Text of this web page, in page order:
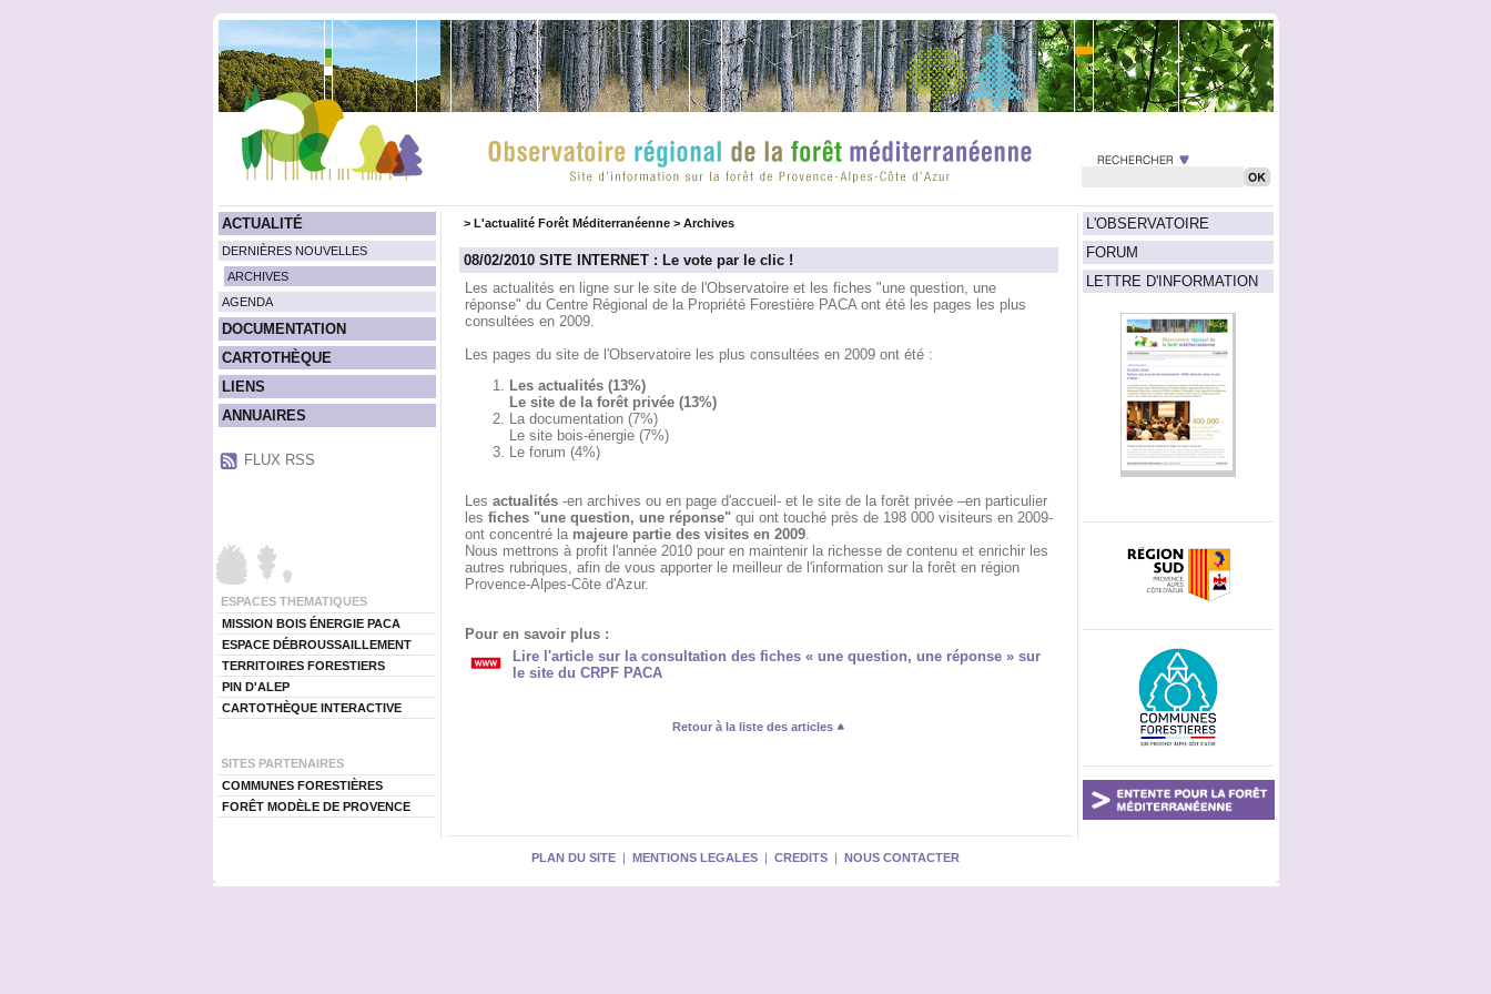
ACTUALITÉ
DERNIÈRES NOUVELLES
ARCHIVES
AGENDA
DOCUMENTATION
CARTOTHÈQUE
LIENS
ANNUAIRES
FLUX RSS
ESPACES THEMATIQUES
MISSION BOIS ÉNERGIE PACA
ESPACE DÉBROUSSAILLEMENT
TERRITOIRES FORESTIERS
PIN D'ALEP
CARTOTHÈQUE INTERACTIVE
SITES PARTENAIRES
COMMUNES FORESTIÈRES
FORÊT MODÈLE DE PROVENCE
L'OBSERVATOIRE
FORUM
LETTRE D'INFORMATION
> L'actualité Forêt Méditerranéenne> Archives
08/02/2010 SITE INTERNET : Le vote par le clic !
Les actualités en ligne sur le site de l'Observatoire et les fiches "une question, une
réponse" du Centre Régional de la Propriété Forestière PACA ont été les pages les plus
consultées en 2009.
Les pages du site de l'Observatoire les plus consultées en 2009 ont été :
Les actualités (13%)
Le site de la forêt privée (13%)
La documentation (7%)
Le site bois-énergie (7%)
Le forum (4%)
Les actualités-en archives ou en page d'accueil- et le site de la forêt privée –en particulier
les fiches "une question, une réponse"qui ont touché près de 198 000 visiteurs en 2009-
ont concentré la majeure partie des visites en 2009.
Nous mettrons à profit l'année 2010 pour en maintenir la richesse de contenu et enrichir les
autres rubriques, afin de vous apporter le meilleur de l'information sur la forêt en région
Provence-Alpes-Côte d'Azur.
Pour en savoir plus :
Lire l'article sur la consultation des fiches « une question, une réponse » sur
le site du CRPF PACA
Retour à la liste des articles
PLAN DU SITE | MENTIONS LEGALES | CREDITS | NOUS CONTACTER